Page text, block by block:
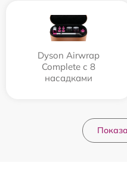
Dyson Airwrap
Complete с 8
насадками